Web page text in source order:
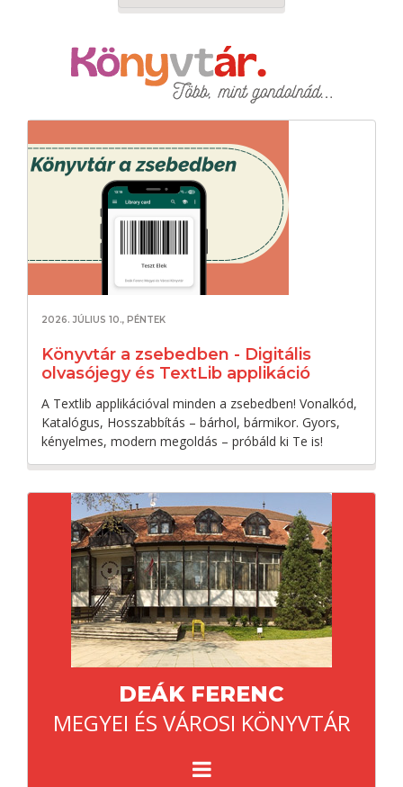
2026. JÚLIUS 10., PÉNTEK
Könyvtár a zsebedben - Digitális
olvasójegy és TextLib applikáció
A Textlib applikációval minden a zsebedben! Vonalkód,
Katalógus, Hosszabbítás – bárhol, bármikor. Gyors,
kényelmes, modern megoldás – próbáld ki Te is!
DEÁK FERENC
MEGYEI ÉS VÁROSI KÖNYVTÁR